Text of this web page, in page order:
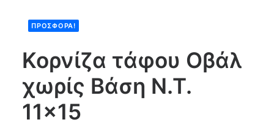
CART
ΠΡΟΣΦΟΡΆ!
Κορνίζα τάφου Οβάλ
χωρίς Βάση Ν.Τ.
11×15